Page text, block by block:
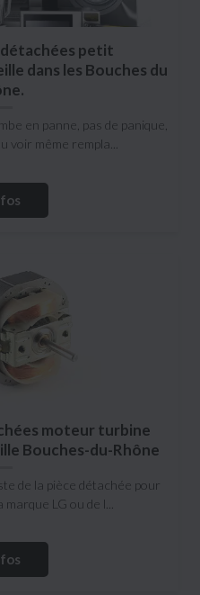
petit
dans les Bouches du
en panne, pas de panique,
voir même rempla...
moteur turbine
Bouches-du-Rhône
de la pièce détachée pour
LG ou de l...